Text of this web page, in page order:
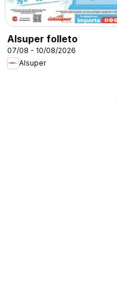
Alsuper folleto
07/08 - 10/08/2026
Alsuper